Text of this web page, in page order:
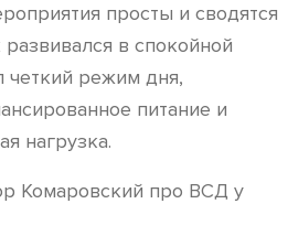
просты и сводятся
в спокойной
четкий режим дня,
питание и
нагрузка.
Комаровский про ВСД у